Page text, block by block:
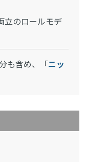
立のロールモデ
も含め、「ニッ